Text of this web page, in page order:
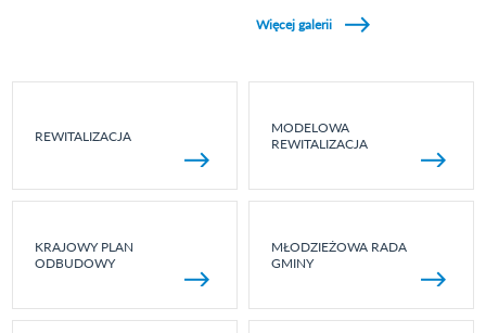
Więcej galerii
REWITALIZACJA
MODELOWA
REWITALIZACJA
KRAJOWY PLAN
ODBUDOWY
MŁODZIEŻOWA RADA
GMINY